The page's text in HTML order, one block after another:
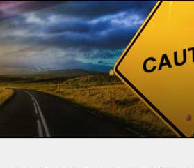
Plataforma comercial
Para Socios